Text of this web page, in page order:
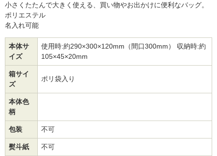
小さくたたんで大きく使える、買い物やお出かけに便利なバッグ。
ポリエステル
名入れ可能
本体サ
イズ
使用時:約290×300×120mm（間口300mm） 収納時:約
105×45×20mm
箱サイ
ズ
ポリ袋入り
本体色
柄
包装 不可
熨斗紙 不可